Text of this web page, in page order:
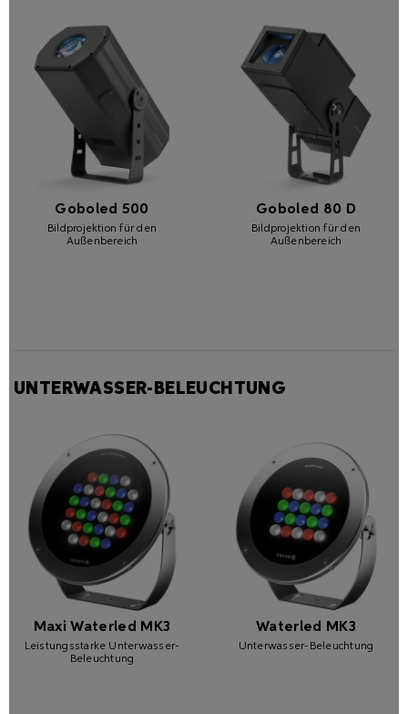
Goboled 500
Bildprojektion für den
Außenbereich
Goboled 80 D
Bildprojektion für den
Außenbereich
UNTERWASSER-BELEUCHTUNG
Maxi Waterled MK3
Leistungsstarke Unterwasser-
Beleuchtung
Waterled MK3
Unterwasser-Beleuchtung